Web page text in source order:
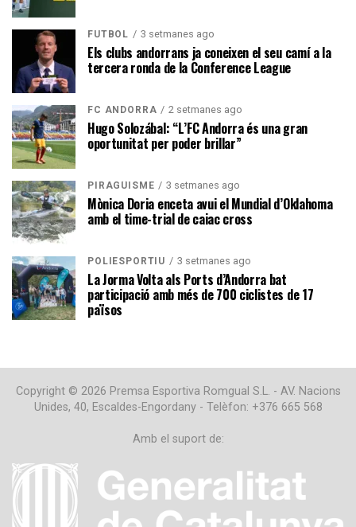
FUTBOL 3 setmanes ago
Els clubs andorrans ja coneixen el seu camí a la
tercera ronda de la Conference League
FC ANDORRA 2 setmanes ago
Hugo Solozábal: “L’FC Andorra és una gran
oportunitat per poder brillar”
PIRAGÜISME 3 setmanes ago
Mònica Doria enceta avui el Mundial d’Oklahoma
amb el time-trial de caiac cross
POLIESPORTIU 3 setmanes ago
La Jorma Volta als Ports d’Andorra bat
participació amb més de 700 ciclistes de 17
països
Copyright © 2026 Premsa Esportiva Romgual S.L. - AV. Nacions
Unides, 40, Escaldes-Engordany - Telèfon: +376 665 568
Amb el suport de: